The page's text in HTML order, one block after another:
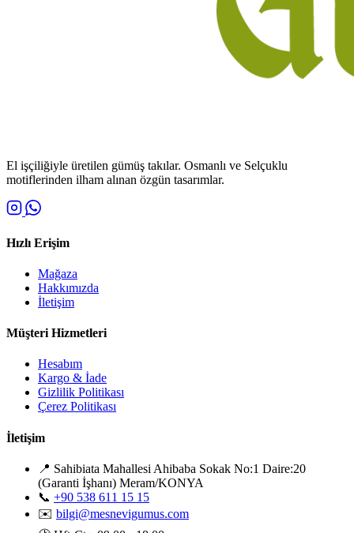
El işçiliğiyle üretilen gümüş takılar. Osmanlı ve Selçuklu
motiflerinden ilham alınan özgün tasarımlar.
Hızlı Erişim
Mağaza
Hakkımızda
İletişim
Müşteri Hizmetleri
Hesabım
Kargo & İade
Gizlilik Politikası
Çerez Politikası
İletişim
📍 Sahibiata Mahallesi Ahibaba Sokak No:1 Daire:20
(Garanti İşhanı) Meram/KONYA
📞 +90 538 611 15 15
✉️ bilgi@mesnevigumus.com